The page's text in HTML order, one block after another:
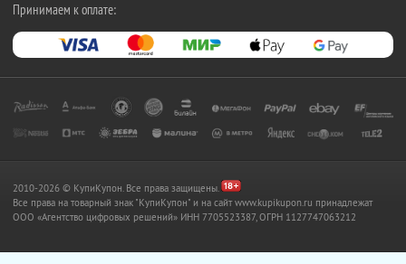
Принимаем к оплате:
2010-2026 © КупиКупон. Все права защищены.
Все права на товарный знак "КупиКупон" и на сайт www.kupikupon.ru принадлежат
OOO «Агентство цифровых решений» ИНН 7705523387, ОГРН 1127747063212